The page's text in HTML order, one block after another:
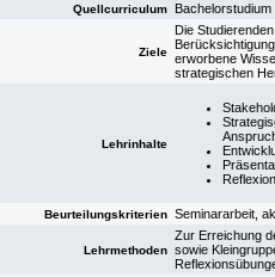
Quellcurriculum
Ziele
Die
erworbene
strategischen
Lehrinhalte
Beurteilungskriterien Seminararbeit,
Lehrmethoden
Zur Erreichung
sowie